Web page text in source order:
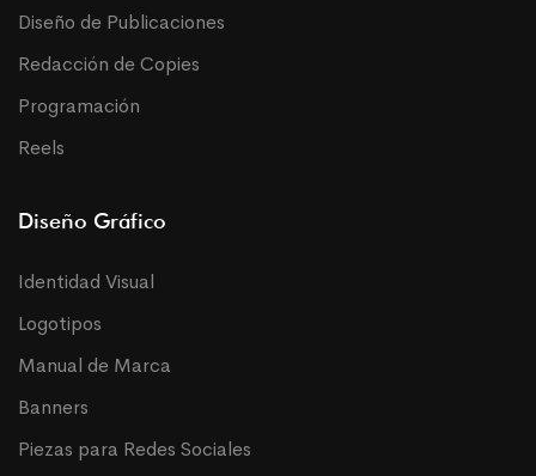
Diseño de Publicaciones
Redacción de Copies
Programación
Reels
Diseño Gráfico
Identidad Visual
Logotipos
Manual de Marca
Banners
Piezas para Redes Sociales